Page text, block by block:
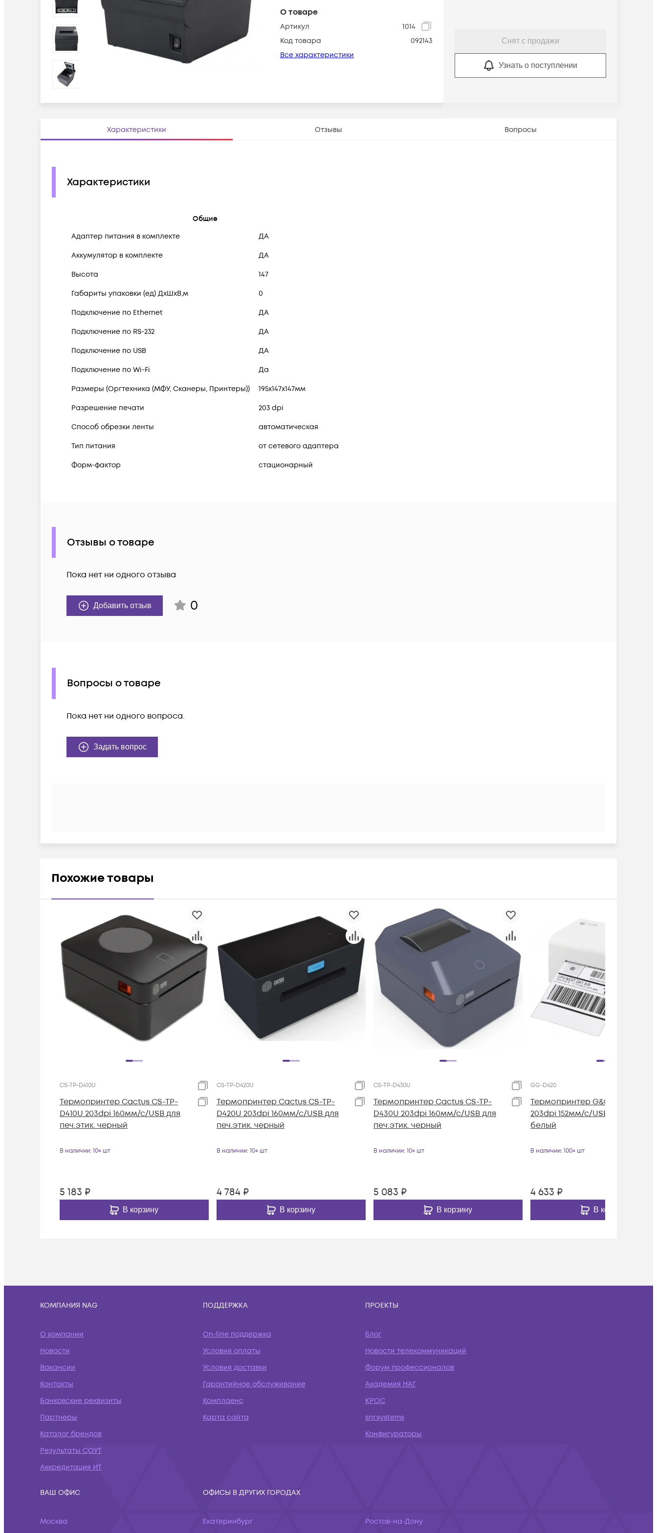
О товаре
Артикул
1014
Код товара
092143
Все характеристики
Снят с продажи
Узнать о поступлении
Характеристики Отзывы Вопросы
Характеристики
Общие
Адаптер питания в комплекте
ДА
Аккумулятор в комплекте ДА
Высота 147
Габариты упаковки (ед) ДхШхВ,м 0
Подключение по Ethernet ДА
Подключение по RS-232 ДА
Подключение по USB ДА
Подключение по Wi-Fi Да
Размеры (Оргтехника (МФУ, Сканеры, Принтеры)) 195x147x147мм
Разрешение печати 203 dpi
Способ обрезки ленты автоматическая
Тип питания от сетевого адаптера
Форм-фактор стационарный
Отзывы о товаре
Пока нет ни одного отзыва
Добавить отзыв 0
Вопросы о товаре
Пока нет ни одного вопроса.
Задать вопрос
Похожие товары
CS-TP-D410U
Термопринтер Cactus CS-TP-
D410U 203dpi 160мм/с/USB для
печ.этик. черный
В наличии: 10+ шт
5 183 ₽
В корзину
CS-TP-D420U
Термопринтер Cactus CS-TP-
D420U 203dpi 160мм/с/USB для
печ.этик. черный
В наличии: 10+ шт
4 784 ₽
В корзину
CS-TP-D430U
Термопринтер Cactus CS-TP-
D430U 203dpi 160мм/с/USB для
печ.этик. черный
В наличии: 10+ шт
5 083 ₽
В корзину
GG-D420
Термопринтер G&G GG-D420
203dpi 152мм/с/USB для
белый
В наличии: 100+ шт
4 633 ₽
В корзину
КОМПАНИЯ NAG
О компании
Новости
Вакансии
Контакты
Банковские реквизиты
Партнеры
Каталог брендов
Результаты СОУТ
Аккредитация ИТ
ПОДДЕРЖКА
On-line поддержка
Условия оплаты
Условия доставки
Гарантийное обслуживание
Комплаенс
Карта сайта
ПРОЕКТЫ
Блог
Новости телекоммуникаций
Форум профессионалов
Академия НАГ
КРОС
snr.systems
Конфигураторы
ВАШ ОФИС
Москва
ОФИСЫ В ДРУГИХ ГОРОДАХ
Екатеринбург Ростов-на-Дону